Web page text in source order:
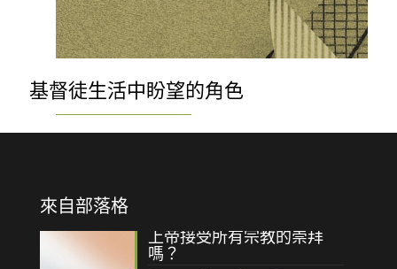
基督徒生活中盼望的角色
來自部落格
上帝接受所有宗教的崇拜
嗎？